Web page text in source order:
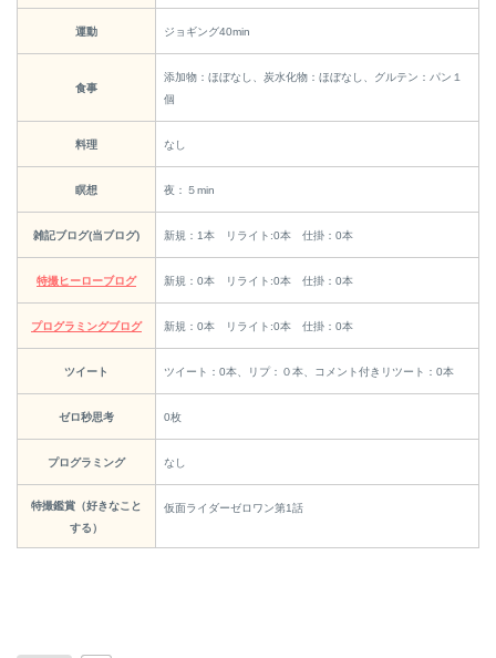
運動 ジョギング40min
食事
添加物：ほぼなし、炭水化物：ほぼなし、グルテン：パン１
個
料理 なし
瞑想 夜：５min
雑記ブログ(当ブログ) 新規：1本 リライト:0本 仕掛：0本
特撮ヒーローブログ 新規：0本 リライト:0本 仕掛：0本
プログラミングブログ 新規：0本 リライト:0本 仕掛：0本
ツイート ツイート：0本、リプ：０本、コメント付きリツート：0本
ゼロ秒思考 0枚
プログラミング なし
特撮鑑賞（好きなこと
する）
仮面ライダーゼロワン第1話